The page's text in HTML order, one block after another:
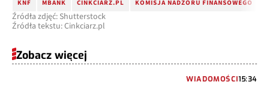
KNF MBANK CINKCIARZ.PL KOMISJA NADZORU FINANSOWEGO
Źródła zdjęć: Shutterstock
Źródła tekstu: Cinkciarz.pl
Zobacz więcej
WIADOMOŚCI15:34